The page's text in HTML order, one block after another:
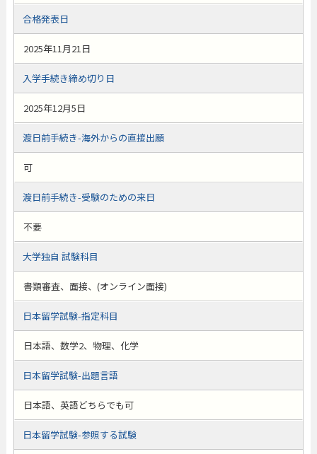
合格発表日
2025年11月21日
入学手続き締め切り日
2025年12月5日
渡日前手続き-海外からの直接出願
可
渡日前手続き-受験のための来日
不要
大学独自 試験科目
書類審査、面接、(オンライン面接)
日本留学試験-指定科目
日本語、数学2、物理、化学
日本留学試験-出題言語
日本語、英語どちらでも可
日本留学試験-参照する試験